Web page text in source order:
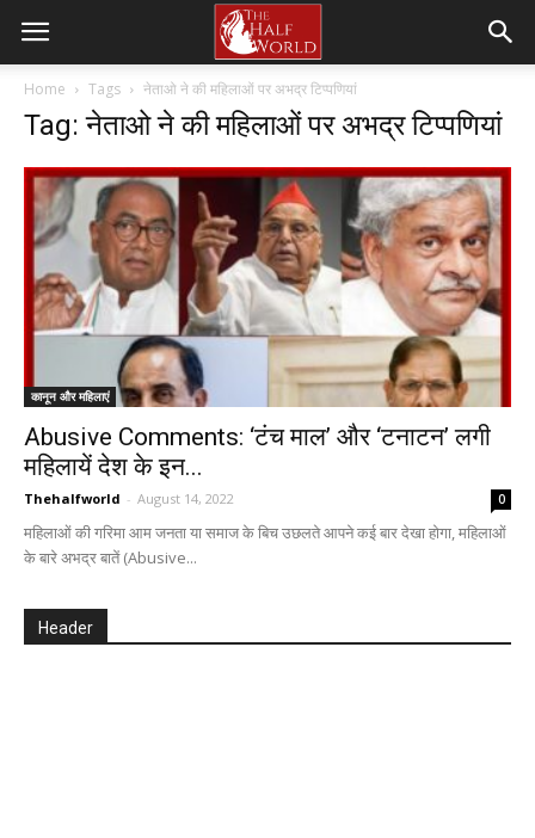
Home Tags नेताओ ने की महिलाओं पर अभद्र टिप्पणियां
Tag: नेताओ ने की महिलाओं पर अभद्र टिप्पणियां
कानून और महिलाएं
Abusive Comments: ‘टंच माल’ और ‘टनाटन’ लगी
महिलायें देश के इन...
Thehalfworld - August 14, 2022 0
महिलाओं की गरिमा आम जनता या समाज के बिच उछलते आपने कई बार देखा होगा, महिलाओं
के बारे अभद्र बातें (Abusive...
Header